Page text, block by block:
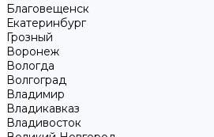
Благовещенск
Екатеринбург
Грозный
Воронеж
Вологда
Волгоград
Владимир
Владикавказ
Владивосток